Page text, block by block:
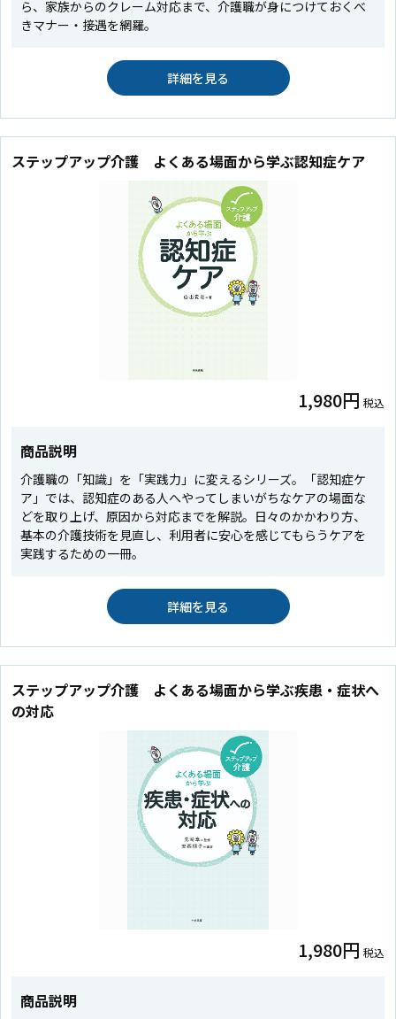
ら、家族からのクレーム対応まで、介護職が身につけておくべ
きマナー・接遇を網羅。
詳細を見る
ステップアップ介護 よくある場面から学ぶ認知症ケア
1,980円 税込
商品説明
介護職の「知識」を「実践力」に変えるシリーズ。「認知症ケ
ア」では、認知症のある人へやってしまいがちなケアの場面な
どを取り上げ、原因から対応までを解説。日々のかかわり方、
基本の介護技術を見直し、利用者に安心を感じてもらうケアを
実践するための一冊。
詳細を見る
ステップアップ介護 よくある場面から学ぶ疾患・症状へ
の対応
1,980円 税込
商品説明